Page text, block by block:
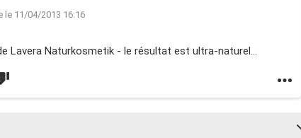
le 11/04/2013 16:16
Lavera Naturkosmetik - le résultat est ultra-naturel...